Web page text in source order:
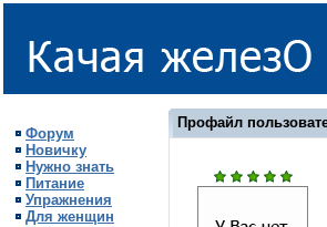
Форум
Новичку
Нужно знать
Питание
Упражнения
Для женщин
Профайл